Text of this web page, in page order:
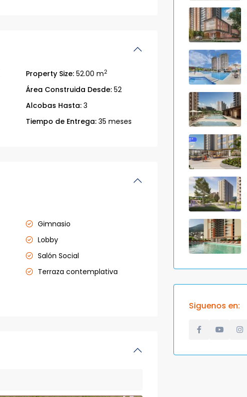
Property Size: 52.00 m2
Área Construida Desde: 52
Alcobas Hasta: 3
Tiempo de Entrega: 35 meses
Gimnasio
Lobby
Salón Social
Terraza contemplativa
Siguenos en: